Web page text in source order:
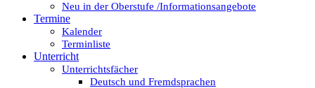
Neu in der Oberstufe /Informationsangebote
Termine
Kalender
Terminliste
Unterricht
Unterrichtsfächer
Deutsch und Fremdsprachen